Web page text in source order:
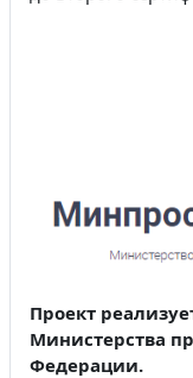
Проект
Министерства
Федерации.